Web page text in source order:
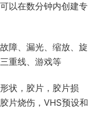
以在数分钟内创建专
障、漏光、缩放、旋
重线、游戏等
状，胶片，胶片损
片烧伤，VHS预设和